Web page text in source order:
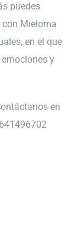
puedes
Mieloma
en el que
y
en